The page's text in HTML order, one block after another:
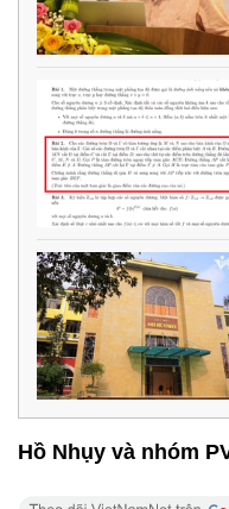
Hồ Nhụy và nhóm